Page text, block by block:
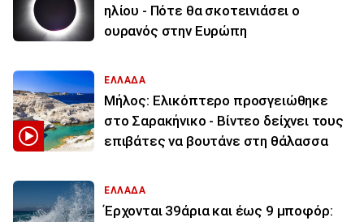
ηλίου - Πότε θα σκοτεινιάσει ο
ουρανός στην Ευρώπη
ΕΛΛΑΔΑ
Μήλος: Ελικόπτερο προσγειώθηκε
στο Σαρακήνικο - Βίντεο δείχνει τους
επιβάτες να βουτάνε στη θάλασσα
ΕΛΛΑΔΑ
Έρχονται 39άρια και έως 9 μποφόρ: